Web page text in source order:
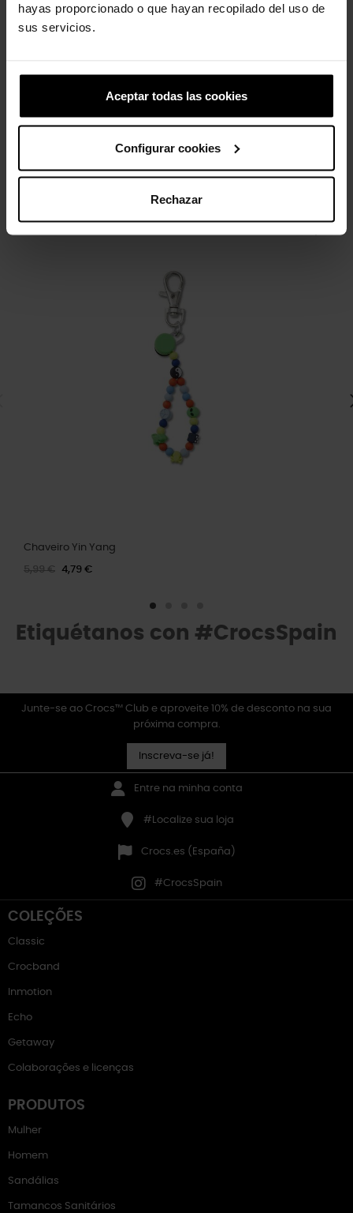
hayas proporcionado o que hayan recopilado del uso de
sus servicios.
Aceptar todas las cookies
Configurar cookies
Rechazar
4,99 €
4 outros produtos na mesma
categoria:
-20%
Chaveiro Yin Yang
5,99 € 4,79 €
Etiquétanos con #CrocsSpain
Junte-se ao Crocs™ Club e aproveite 10% de desconto na sua
próxima compra.
Inscreva-se já!
Entre na minha conta
#Localize sua loja
Crocs.es (España)
#CrocsSpain
COLEÇÕES
Classic
Crocband
Inmotion
Echo
Getaway
Colaborações e licenças
PRODUTOS
Mulher
Homem
Sandálias
Tamancos Sanitários